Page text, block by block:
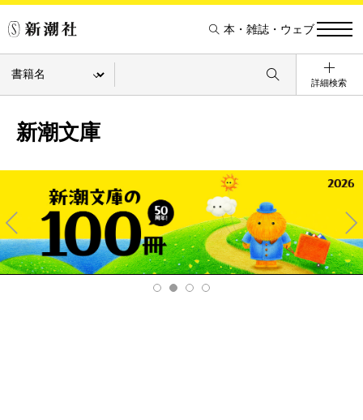
本・雑誌・ウェブ
詳細検索
新潮文庫
Pre
v
Ne
xt